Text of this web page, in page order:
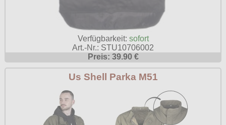
Verfügbarkeit: sofort
Art.-Nr.: STU10706002
Preis: 39.90 €
Us Shell Parka M51